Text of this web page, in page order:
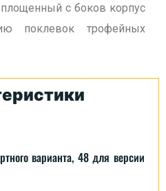
с боков корпус
поклевок трофейных
варианта, 48 для версии